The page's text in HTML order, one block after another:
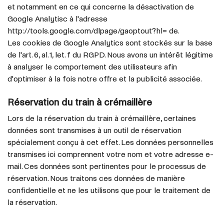
et notamment en ce qui concerne la désactivation de
Google Analytisc à l'adresse
http://tools.google.com/dlpage/gaoptout?hl= de.
Les cookies de Google Analytics sont stockés sur la base
de l'art. 6, al. 1, let. f du RGPD. Nous avons un intérêt légitime
à analyser le comportement des utilisateurs afin
d'optimiser à la fois notre offre et la publicité associée.
Réservation du train à crémaillère
Lors de la réservation du train à crémaillère, certaines
données sont transmises à un outil de réservation
spécialement conçu à cet effet. Les données personnelles
transmises ici comprennent votre nom et votre adresse e-
mail. Ces données sont pertinentes pour le processus de
réservation. Nous traitons ces données de manière
confidentielle et ne les utilisons que pour le traitement de
la réservation.